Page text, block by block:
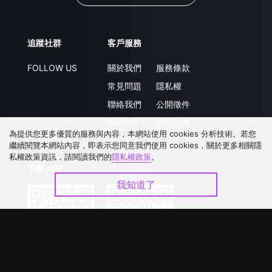
追蹤社群
FOLLOW US
客戶服務
關於我們
常見問題
聯絡我們
服務條款
隱私權
公開徵件
為提供您更多優質的服務與內容，本網站使用 cookies 分析技術。若您
繼續閱覽本網站內容，即表示您同意我們使用 cookies，關於更多相關隱
私權政策資訊，請閱讀我們的隱私權政策。
我知道了